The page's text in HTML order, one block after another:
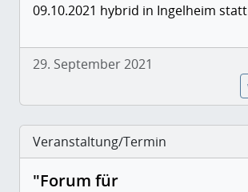
09.10.2021 hybrid in Ingelheim
29. September 2021
Veranstaltung/Termin
"Forum für